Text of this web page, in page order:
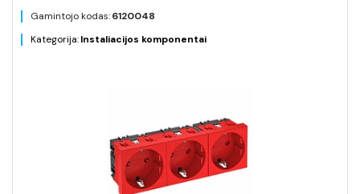
Gamintojo kodas:6120048
Kategorija:Instaliacijos komponentai